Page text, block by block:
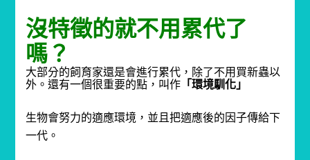
沒特徵的就不用累代了
嗎？
大部分的飼育家還是會進行累代，除了不用買新蟲以
外。還有一個很重要的點，叫作 「環境馴化」
生物會努力的適應環境，並且把適應後的因子傳給下
一代。